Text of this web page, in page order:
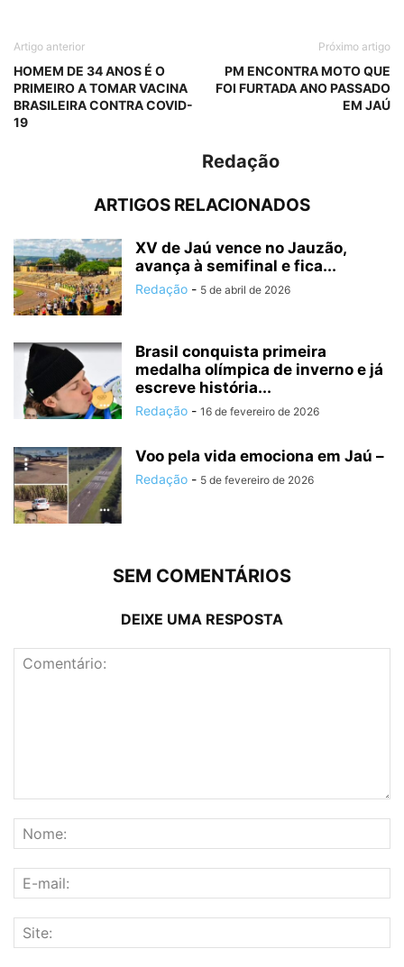
Artigo anterior
HOMEM DE 34 ANOS É O
PRIMEIRO A TOMAR VACINA
BRASILEIRA CONTRA COVID-
19
Próximo artigo
PM ENCONTRA MOTO QUE
FOI FURTADA ANO PASSADO
EM JAÚ
Redação
ARTIGOS RELACIONADOS
XV de Jaú vence no Jauzão,
avança à semifinal e fica...
Redação - 5 de abril de 2026
Brasil conquista primeira
medalha olímpica de inverno e já
escreve história...
Redação - 16 de fevereiro de 2026
Voo pela vida emociona em Jaú –
Redação - 5 de fevereiro de 2026
SEM COMENTÁRIOS
DEIXE UMA RESPOSTA